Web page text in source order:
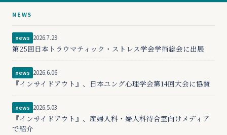
NEWS
news 2026.7.29
第25回日本トラウマティック・ストレス学会学術総会に出展
news 2026.6.06
『インサイドアウト』、日本ユング心理学会第14回大会に協賛
news 2026.5.03
『インサイドアウト』、産婦人科・婦人科待合室向けメディア
で紹介